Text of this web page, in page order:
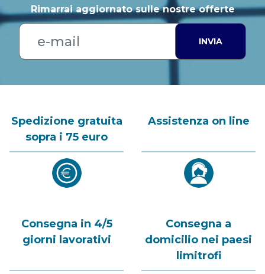
Rimarrai aggiornato sulle nostre offerte
INVIA
Spedizione gratuita
sopra i 75 euro
Assistenza on line
Consegna in 4/5
giorni lavorativi
Consegna a
domicilio nei paesi
limitrofi